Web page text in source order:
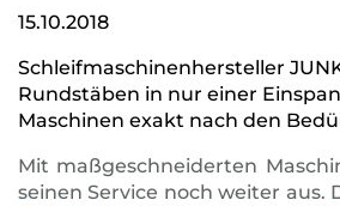
15.10.2018
Schleifmaschinenhersteller
Rundstäben in nur einer
Maschinen exakt nach den
Mit maßgeschneiderten
seinen Service noch weiter